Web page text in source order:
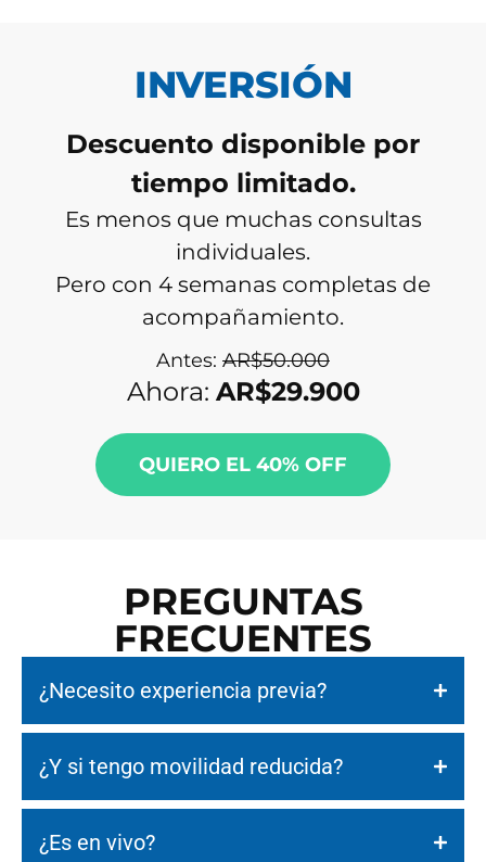
INVERSIÓN
Descuento disponible por
tiempo limitado.
Es menos que muchas consultas
individuales.
Pero con 4 semanas completas de
acompañamiento.
Antes: AR$50.000
Ahora: AR$29.900
QUIERO EL 40% OFF
PREGUNTAS
FRECUENTES
¿Necesito experiencia previa?
¿Y si tengo movilidad reducida?
¿Es en vivo?